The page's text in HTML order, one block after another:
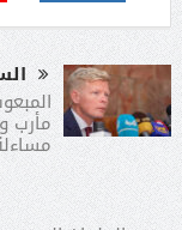
مأرب